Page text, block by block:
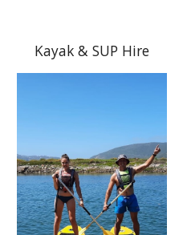
Kayak & SUP Hire